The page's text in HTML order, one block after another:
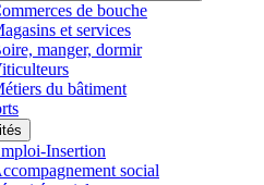
de bouche
et services
manger, dormir
du bâtiment
Insertion
social